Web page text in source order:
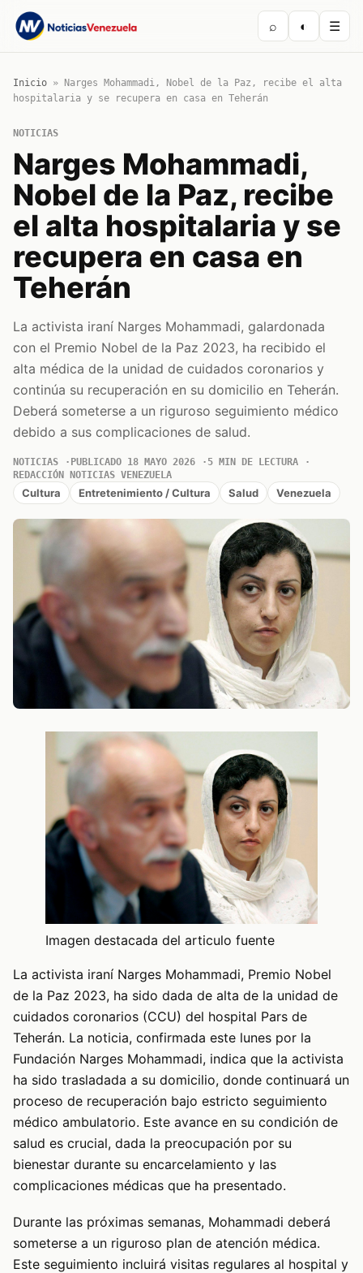
⌕ ◐ ☰
Inicio »
Narges Mohammadi, Nobel de la Paz, recibe el alta
hospitalaria y se recupera en casa en Teherán
NOTICIAS
Narges Mohammadi,
Nobel de la Paz, recibe
el alta hospitalaria y se
recupera en casa en
Teherán
La activista iraní Narges Mohammadi, galardonada
con el Premio Nobel de la Paz 2023, ha recibido el
alta médica de la unidad de cuidados coronarios y
continúa su recuperación en su domicilio en Teherán.
Deberá someterse a un riguroso seguimiento médico
debido a sus complicaciones de salud.
NOTICIAS PUBLICADO 18 MAYO 2026
5 MIN DE LECTURA
REDACCIÓN NOTICIAS VENEZUELA
Cultura Entretenimiento / Cultura Salud Venezuela
Imagen destacada del articulo fuente
La activista iraní Narges Mohammadi, Premio Nobel
de la Paz 2023, ha sido dada de alta de la unidad de
cuidados coronarios (CCU) del hospital Pars de
Teherán. La noticia, confirmada este lunes por la
Fundación Narges Mohammadi, indica que la activista
ha sido trasladada a su domicilio, donde continuará un
proceso de recuperación bajo estricto seguimiento
médico ambulatorio. Este avance en su condición de
salud es crucial, dada la preocupación por su
bienestar durante su encarcelamiento y las
complicaciones médicas que ha presentado.
Durante las próximas semanas, Mohammadi deberá
someterse a un riguroso plan de atención médica.
Este seguimiento incluirá visitas regulares al hospital y